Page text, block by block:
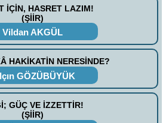
İÇİN, HASRET LAZIM!
(ŞİİR)
Vildan AKGÜL
HAKİKATİN NERESİNDE?
GÖZÜBÜYÜK
GÜÇ VE İZZETTİR!
(ŞİİR)